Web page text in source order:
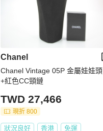
Chanel
Chanel Vintage 05P 金屬娃娃頭
+紅色CC頸鏈
TWD 27,466
現折 800
狀況良好 香港 免運